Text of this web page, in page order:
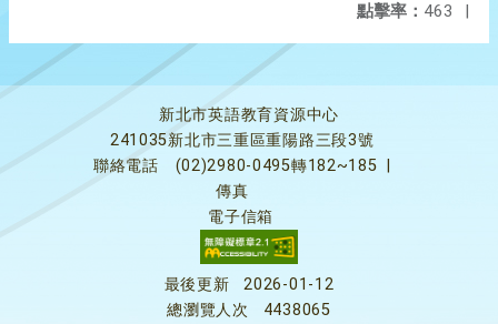
點擊率： 463 |
新北市英語教育資源中心
241035新北市三重區重陽路三段3號
聯絡電話
(02)2980-0495轉182~185
傳真
電子信箱
最後更新
2026-01-12
總瀏覽人次
4438065